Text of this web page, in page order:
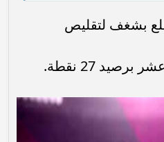
برصيد 59 نقطة، حيث يتطلع بشغف لتقليص
27 نقطة.